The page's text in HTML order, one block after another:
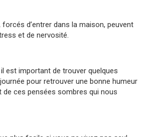
forcés d’entrer dans la maison, peuvent
et de nervosité.
est important de trouver quelques
pour retrouver une bonne humeur
de ces pensées sombres qui nous